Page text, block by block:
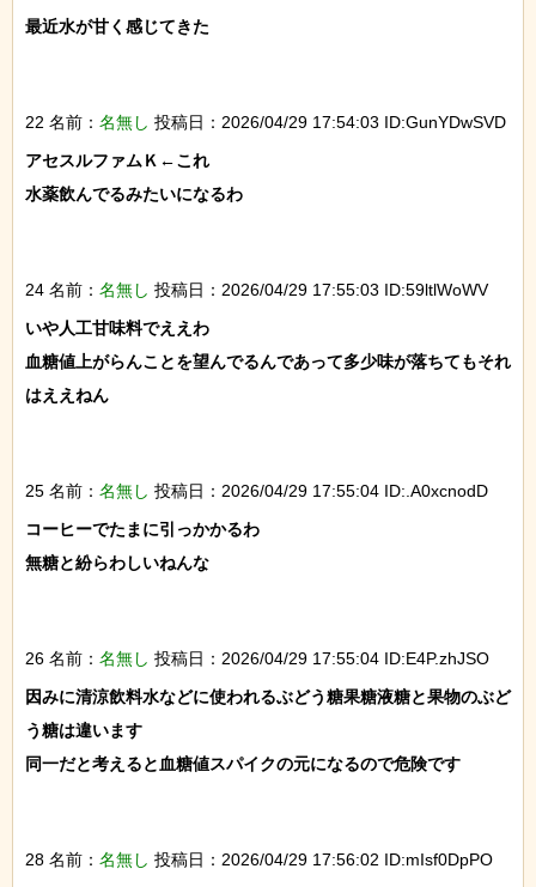
最近水が甘く感じてきた
22 名前： 名無し 投稿日：2026/04/29 17:54:03 ID:GunYDwSVD
アセスルファムＫ←これ
水薬飲んでるみたいになるわ
24 名前： 名無し 投稿日：2026/04/29 17:55:03 ID:59ltlWoWV
いや人工甘味料でええわ
血糖値上がらんことを望んでるんであって多少味が落ちてもそれ
はええねん
25 名前： 名無し 投稿日：2026/04/29 17:55:04 ID:.A0xcnodD
コーヒーでたまに引っかかるわ
無糖と紛らわしいねんな
26 名前： 名無し 投稿日：2026/04/29 17:55:04 ID:E4P.zhJSO
因みに清涼飲料水などに使われるぶどう糖果糖液糖と果物のぶど
う糖は違います
同一だと考えると血糖値スパイクの元になるので危険です
28 名前： 名無し 投稿日：2026/04/29 17:56:02 ID:mIsf0DpPO